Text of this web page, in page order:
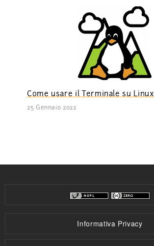
Come usare il Terminale su Linux
25 Gennaio 2022
Informativa Privacy